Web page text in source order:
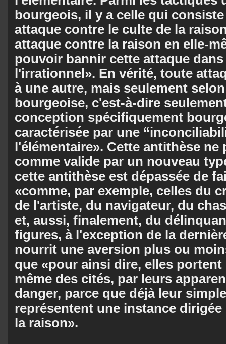
bourgeois, il y a celle qui
attaque contre le culte de la
attaque contre la raison en elle-
pouvoir bannir cette attaque
l'irrationnel». En vérité, toute
à une autre, mais seulement
bourgeoise, c'est-à-dire
conception spécifiquement
caractérisée par une
l'élémentaire». Cette antithèse ne
comme valide par un nouveau
cette antithèse est dépassée de
«comme, par exemple, celles du
de l'artiste, du navigateur, du
et, aussi, finalement, du
figures, à l'exception de la
nourrit une aversion plus ou
que «pour ainsi dire, elles
même des cités, par leurs
danger, parce que déjà leur
représentent une instance
la raison».